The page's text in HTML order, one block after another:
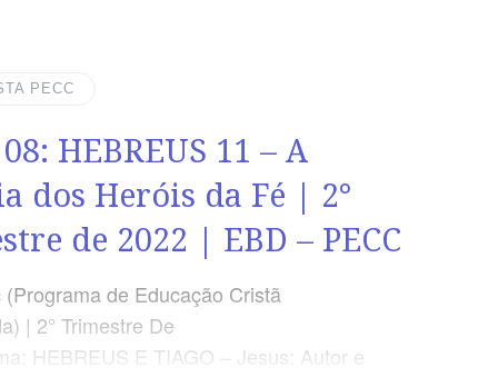
e mestres, inclusive o número da página.
começar a aula lendo, com todos
Hebreus 12.1 17 (5 a 7 min.). A revista
PECC
HEBREUS 11 – A
dos Heróis da Fé | 2°
de 2022 | EBD – PECC
(Programa de Educação Cristã
| 2° Trimestre De
HEBREUS E TIAGO – Jesus: Autor e